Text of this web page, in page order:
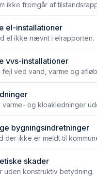
ikke fremgår af
el-installationer
el ikke nævnt i elrapporten.
vvs-installationer
fejl ved vand, varme og
varme- og kloakledninger
bygningsindretninger
der ikke er meldt til
skader
uden konstruktiv betydning.